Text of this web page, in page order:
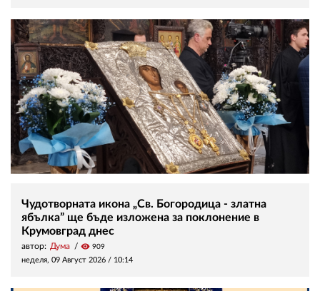
Чудотворната икона „Св. Богородица - златна
ябълка” ще бъде изложена за поклонение в
Крумовград днес
автор: Дума visibility 909
неделя, 09 Август 2026 / 10:14